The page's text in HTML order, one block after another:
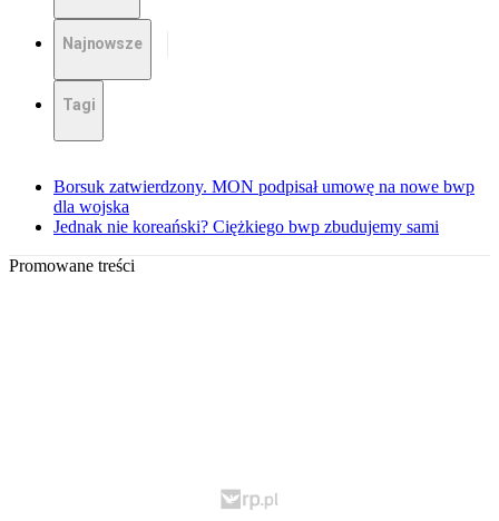
Najnowsze
Tagi
Borsuk zatwierdzony. MON podpisał umowę na nowe bwp
dla wojska
Jednak nie koreański? Ciężkiego bwp zbudujemy sami
Promowane treści